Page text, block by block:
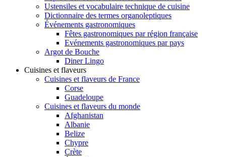
Ustensiles et vocabulaire technique de cuisine
Dictionnaire des termes organoleptiques
Événements gastronomiques
Fêtes gastronomiques par région française
Evénements gastronomiques par pays
Argot de Bouche
Diner Lingo
Cuisines et flaveurs
Cuisines et flaveurs de France
Corse
Guadeloupe
Cuisines et flaveurs du monde
Afghanistan
Albanie
Belize
Chypre
Crète